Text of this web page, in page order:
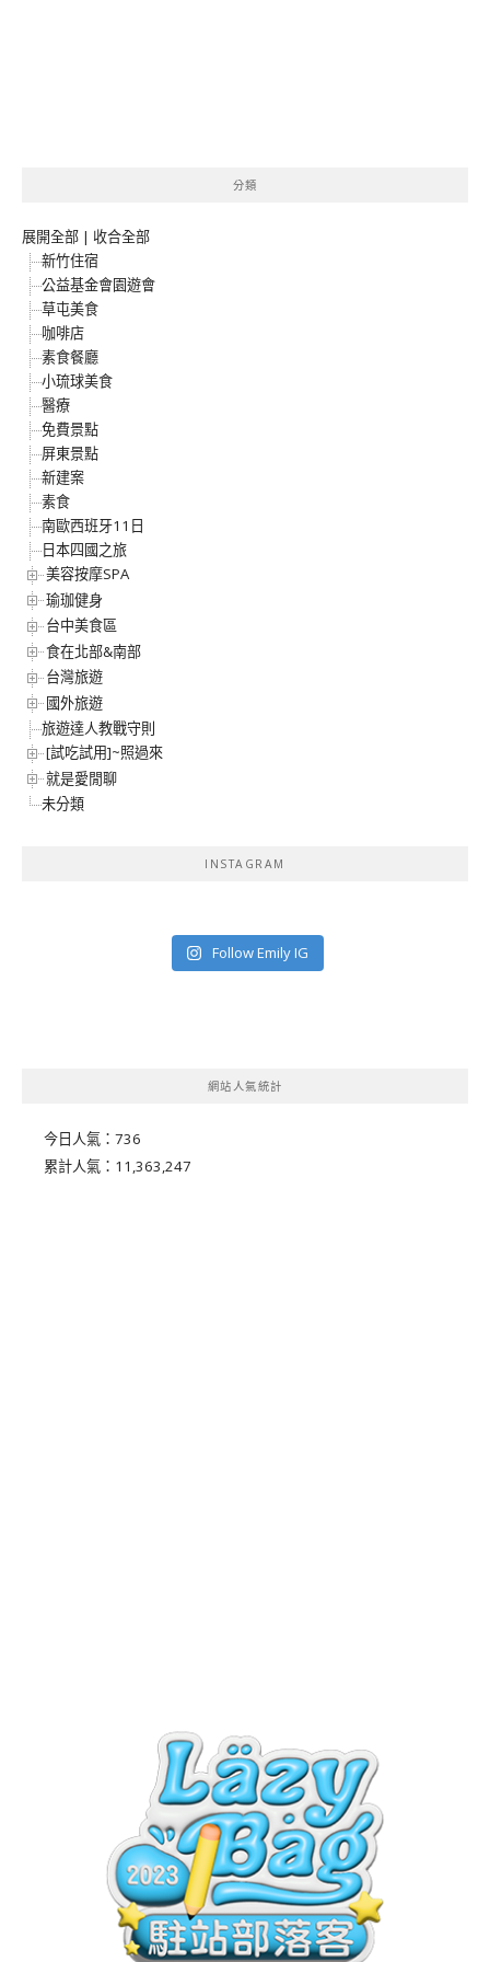
分類
展開全部 | 收合全部
新竹住宿
公益基金會園遊會
草屯美食
咖啡店
素食餐廳
小琉球美食
醫療
免費景點
屏東景點
新建案
素食
南歐西班牙11日
日本四國之旅
美容按摩SPA
瑜珈健身
台中美食區
食在北部&南部
台灣旅遊
國外旅遊
旅遊達人教戰守則
[試吃試用]~照過來
就是愛閒聊
未分類
INSTAGRAM
Follow Emily IG
網站人氣統計
今日人氣： 736
累計人氣： 11,363,247